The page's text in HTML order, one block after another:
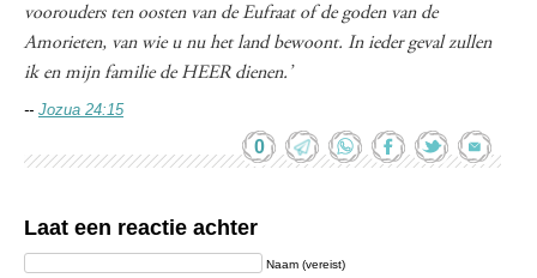
voorouders ten oosten van de Eufraat of de goden van de
Amorieten, van wie u nu het land bewoont. In ieder geval zullen
ik en mijn familie de HEER dienen.’
-- Jozua 24:15
0
Laat een reactie achter
Naam (vereist)